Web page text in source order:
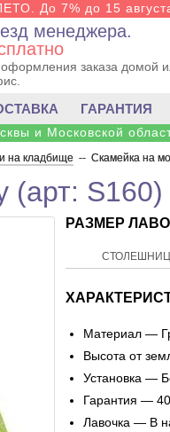
До 7% до 15
менеджера.
заказа домой
ГАРАНТИЯ
и Московской
на кладбище -- Скамейка на
(арт: S160)
РАЗМЕР
Материал —
Высота от
Установка —
Гарантия —
Лавочка — В